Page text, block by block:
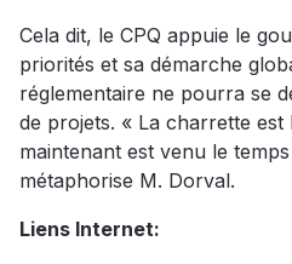
Cela dit, le CPQ appuie le
priorités et sa démarche
réglementaire ne pourra se
de projets. « La charrette est
maintenant est venu le
métaphorise M. Dorval.
Liens Internet: